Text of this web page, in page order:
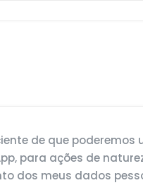
de que poderemos
para ações de
dos meus dados